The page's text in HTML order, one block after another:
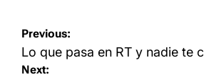
Navegación
de
entradas
Previous:
Lo que pasa en RT y nadie te
Next: